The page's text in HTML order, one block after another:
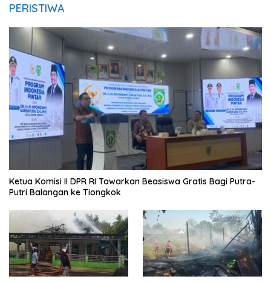
PERISTIWA
Ketua Komisi II DPR RI Tawarkan Beasiswa Gratis Bagi Putra-
Putri Balangan ke Tiongkok